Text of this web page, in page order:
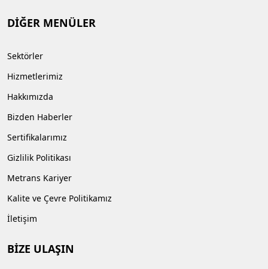
DİĞER MENÜLER
Sektörler
Hizmetlerimiz
Hakkımızda
Bizden Haberler
Sertifikalarımız
Gizlilik Politikası
Metrans Kariyer
Kalite ve Çevre Politikamız
İletişim
BİZE ULAŞIN